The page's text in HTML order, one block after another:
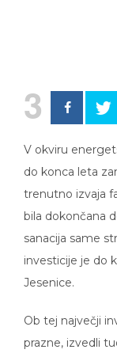
3
V okviru
do konca leta
trenutno izvaja
bila dokončana
sanacija same
investicije je do
Jesenice.
Ob tej največji
prazne, izvedli